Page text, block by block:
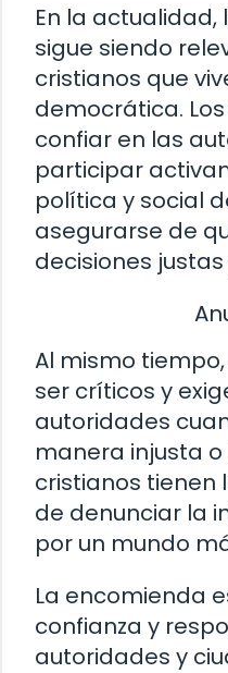
En la
sigue siendo
cristianos que
democrática.
confiar en las
participar
política y social
asegurarse de
decisiones
Al mismo
ser críticos y
autoridades
manera injusta o
cristianos tienen
de denunciar la
por un mundo
La encomienda
confianza y
autoridades y